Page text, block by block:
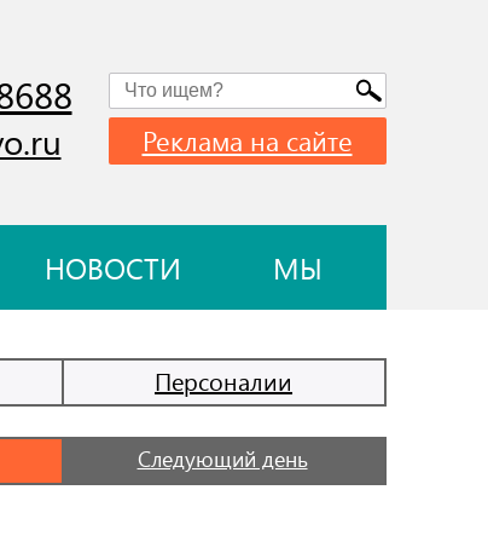
Реклама на сайте
НОВОСТИ МЫ
Персоналии
Следующий день